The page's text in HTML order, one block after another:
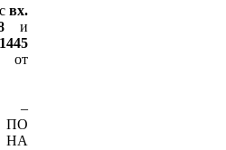
вх.
и
от
–
ПО
НА